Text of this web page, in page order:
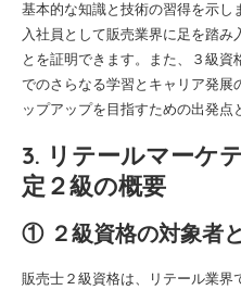
基本的な知識と技術の習得を示
入社員として販売業界に足を踏み
とを証明できます。また、３級
でのさらなる学習とキャリア発展
ップアップを目指すための出発点
3. リテールマーケ
定２級の概要
① ２級資格の対象者
販売士２級資格は、リテール業